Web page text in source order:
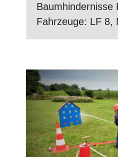
Baumhindernisse
Fahrzeuge: LF 8,